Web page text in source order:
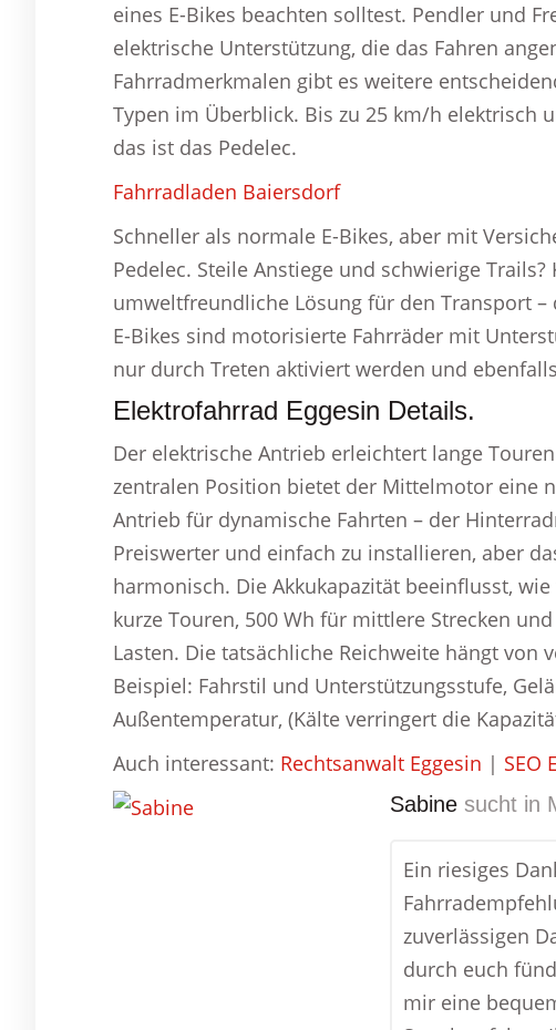
eines E-Bikes beachten solltest. Pendler und
elektrische Unterstützung, die das Fahren
Fahrradmerkmalen gibt es weitere
Typen im Überblick. Bis zu 25 km/h elektrisch
das ist das Pedelec.
Fahrradladen Baiersdorf
Schneller als normale E-Bikes, aber mit
Pedelec. Steile Anstiege und schwierige
umweltfreundliche Lösung für den Transport –
E-Bikes sind motorisierte Fahrräder mit
nur durch Treten aktiviert werden und
Elektrofahrrad Eggesin Details.
Der elektrische Antrieb erleichtert lange
zentralen Position bietet der Mittelmotor eine
Antrieb für dynamische Fahrten – der
Preiswerter und einfach zu installieren, aber
harmonisch. Die Akkukapazität beeinflusst,
kurze Touren, 500 Wh für mittlere Strecken
Lasten. Die tatsächliche Reichweite hängt von
Beispiel: Fahrstil und Unterstützungsstufe,
Außentemperatur, (Kälte verringert die
Auch interessant: Rechtsanwalt Eggesin | SEO
Sabine sucht in
Ein riesiges
zuverlässigen
durch euch
mir eine